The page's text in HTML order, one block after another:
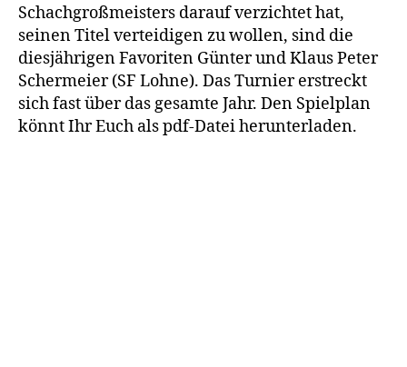
Schachgroßmeisters darauf verzichtet hat,
seinen Titel verteidigen zu wollen, sind die
diesjährigen Favoriten Günter und Klaus Peter
Schermeier (SF Lohne). Das Turnier erstreckt
sich fast über das gesamte Jahr. Den Spielplan
könnt Ihr Euch als pdf-Datei herunterladen.